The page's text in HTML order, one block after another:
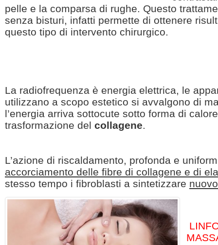
pelle e la comparsa di rughe. Questo
senza bisturi, infatti permette di ottenere
questo tipo di intervento chirurgico.
La radiofrequenza è energia elettrica, le
utilizzano a scopo estetico si avvalgono di
l’energia arriva sottocute sotto forma di
trasformazione del collagene.
L’azione di riscaldamento, profonda e
accorciamento delle fibre di collagene e di
stesso tempo i fibroblasti a sintetizzare